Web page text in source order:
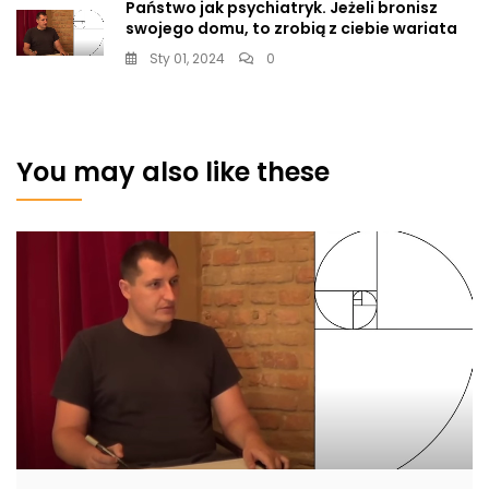
Państwo jak psychiatryk. Jeżeli bronisz
swojego domu, to zrobią z ciebie wariata
Sty 01, 2024 0
You may also like these